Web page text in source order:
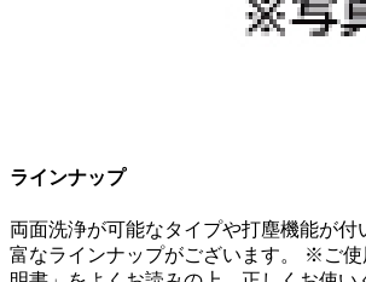
ラインナップ
両面洗浄が可能なタイプや打塵機能が付
富なラインナップがございます。 ※ご使